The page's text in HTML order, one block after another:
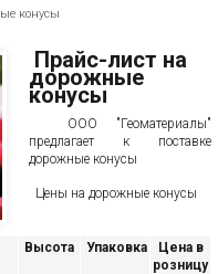
конусы
Прайс-лист на
дорожные
конусы
ООО "Геоматериалы"
предлагает к поставке
дорожные конусы
Цены на дорожные конусы
Высота Упаковка
Цена в
розницу